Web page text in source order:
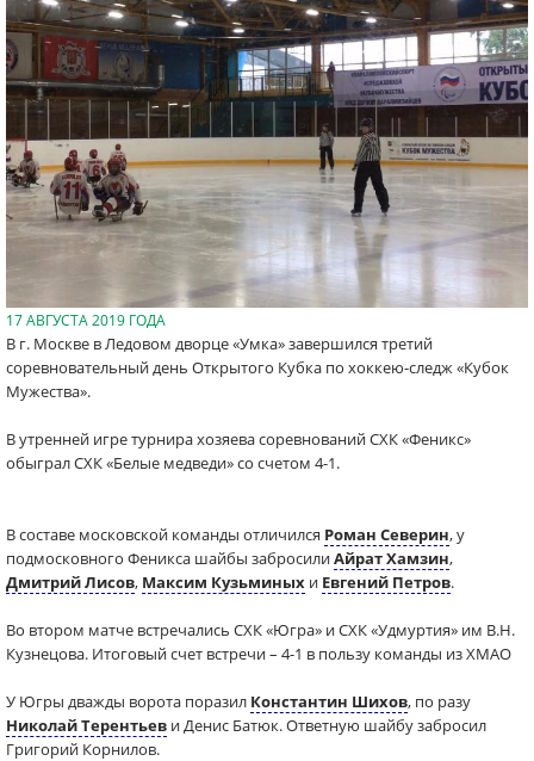
17 АВГУСТА 2019 ГОДА
В г. Москве в Ледовом дворце «Умка» завершился третий
соревновательный день Открытого Кубка по хоккею-следж «Кубок
Мужества».
В утренней игре турнира хозяева соревнований СХК «Феникс»
обыграл СХК «Белые медведи» со счетом 4-1.
В составе московской команды отличился Роман Северин, у
подмосковного Феникса шайбы забросилиАйрат Хамзин,
Дмитрий Лисов, Максим Кузьминых и Евгений Петров.
Во втором матче встречались СХК «Югра» и СХК «Удмуртия» им В.Н.
Кузнецова. Итоговый счет встречи – 4-1 в пользу команды из ХМАО
У Югры дважды ворота поразил Константин Шихов, по разу
Николай Терентьев и Денис Батюк. Ответную шайбу забросил
Григорий Корнилов.